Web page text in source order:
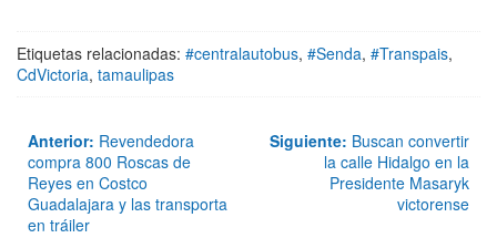
Etiquetas relacionadas: #centralautobus, #Senda, #Transpais,
CdVictoria, tamaulipas
Anterior: Revendedora
compra 800 Roscas de
Reyes en Costco
Guadalajara y las transporta
en tráiler
Siguiente: Buscan convertir
la calle Hidalgo en la
Presidente Masaryk
victorense